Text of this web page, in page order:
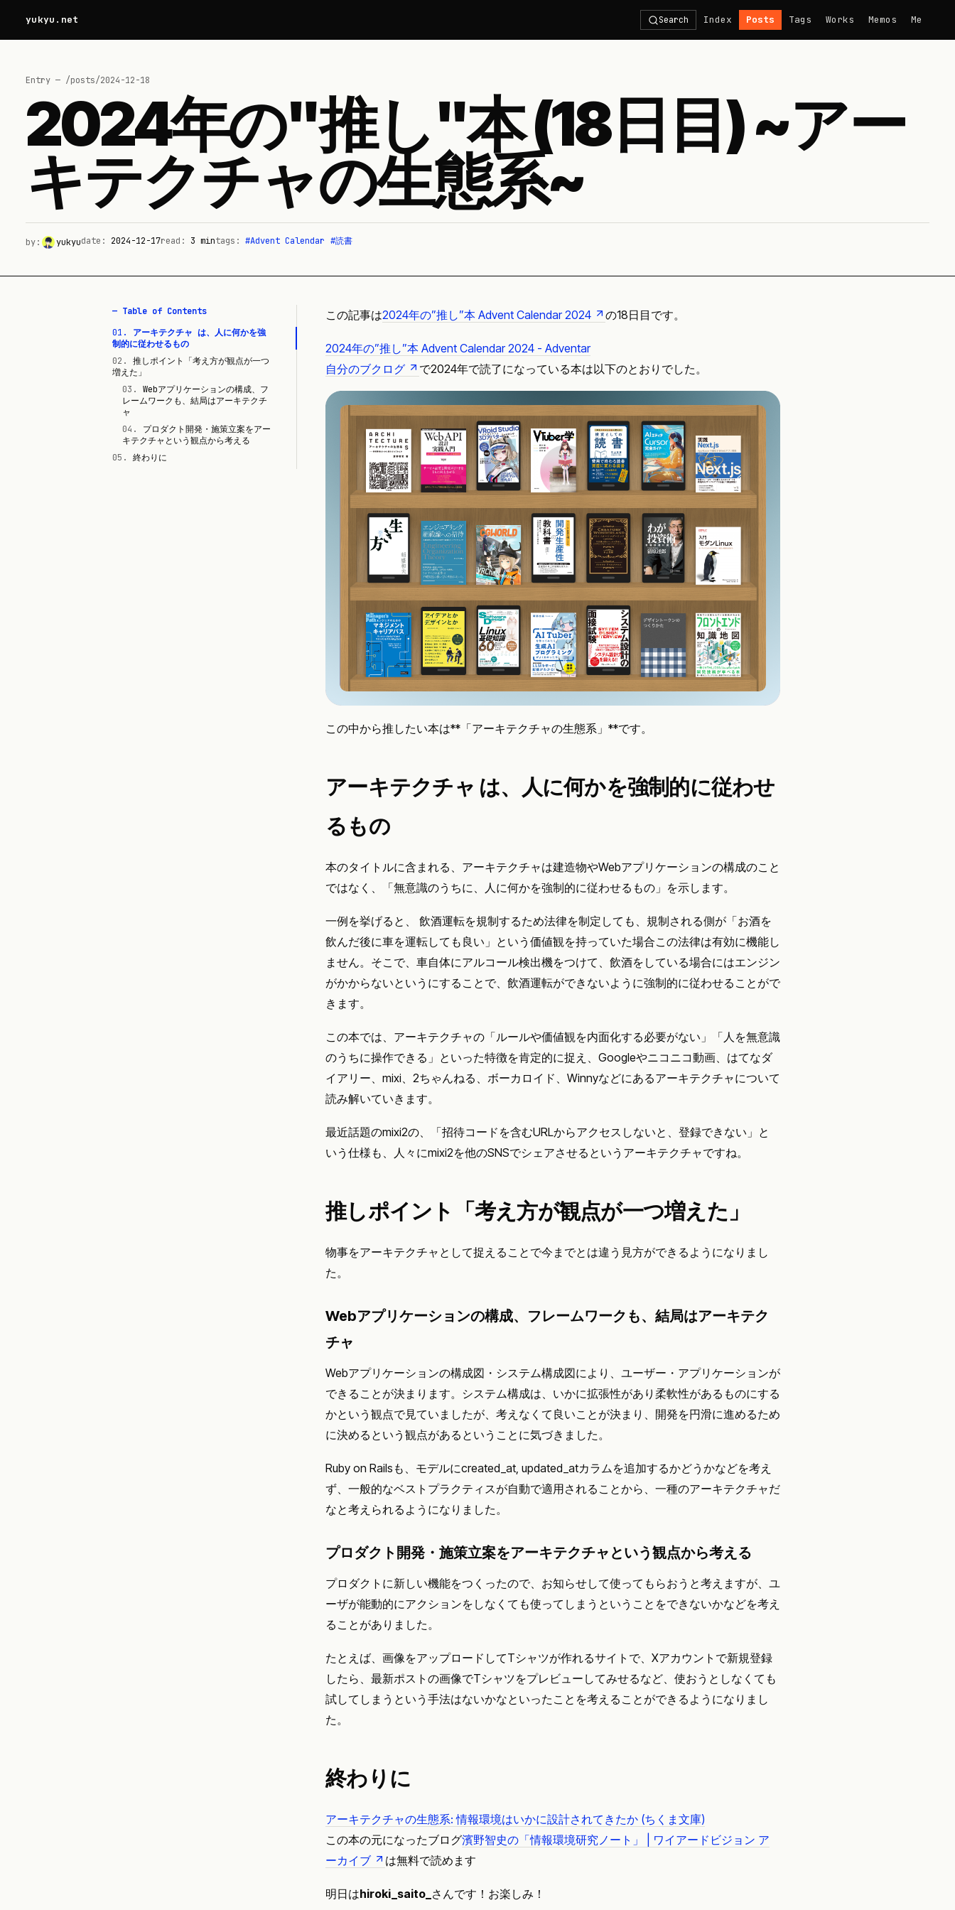
yukyu.net Search Index Posts Tags Works Memos Me
Entry — /posts/2024-12-18
2024年の"推し"本 (18日目) ~アー
キテクチャの生態系~
by: yukyudate: 2024-12-17read: 3 mintags: #Advent Calendar #読書
— Table of Contents
01 .
アーキテクチャ は、人に何かを強
制的に従わせるもの
02 .
推しポイント「考え方が観点が一つ
増えた」
03 .
Webアプリケーションの構成、フ
レームワークも、結局はアーキテクチ
ャ
04 .
プロダクト開発・施策立案をアー
キテクチャという観点から考える
05 . 終わりに
この記事は2024年の”推し”本 Advent Calendar 2024 の18日目です。
2024年の”推し”本 Advent Calendar 2024 - Adventar
自分のブクログ
で2024年で読了になっている本は以下のとおりでした。
この中から推したい本は**「アーキテクチャの生態系」**です。
アーキテクチャ は、人に何かを強制的に従わせ
るもの
本のタイトルに含まれる、アーキテクチャは建造物やWebアプリケーションの構成のこと
ではなく、「無意識のうちに、人に何かを強制的に従わせるもの」を示します。
一例を挙げると、 飲酒運転を規制するため法律を制定しても、規制される側が「お酒を
飲んだ後に車を運転しても良い」という価値観を持っていた場合この法律は有効に機能し
ません。そこで、車自体にアルコール検出機をつけて、飲酒をしている場合にはエンジン
がかからないというにすることで、飲酒運転ができないように強制的に従わせることがで
きます。
この本では、アーキテクチャの「ルールや価値観を内面化する必要がない」「人を無意識
のうちに操作できる」といった特徴を肯定的に捉え、Googleやニコニコ動画、はてなダ
イアリー、mixi、2ちゃんねる、ボーカロイド、Winnyなどにあるアーキテクチャについて
読み解いていきます。
最近話題のmixi2の、「招待コードを含むURLからアクセスしないと、登録できない」と
いう仕様も、人々にmixi2を他のSNSでシェアさせるというアーキテクチャですね。
推しポイント「考え方が観点が一つ増えた」
物事をアーキテクチャとして捉えることで今までとは違う見方ができるようになりまし
た。
Webアプリケーションの構成、フレームワークも、結局はアーキテク
チャ
Webアプリケーションの構成図・システム構成図により、ユーザー・アプリケーションが
できることが決まります。システム構成は、いかに拡張性があり柔軟性があるものにする
かという観点で見ていましたが、考えなくて良いことが決まり、開発を円滑に進めるため
に決めるという観点があるということに気づきました。
Ruby on Railsも、モデルにcreated_at, updated_atカラムを追加するかどうかなどを考え
ず、一般的なベストプラクティスが自動で適用されることから、一種のアーキテクチャだ
なと考えられるようになりました。
プロダクト開発・施策立案をアーキテクチャという観点から考える
プロダクトに新しい機能をつくったので、お知らせして使ってもらおうと考えますが、ユ
ーザが能動的にアクションをしなくても使ってしまうということをできないかなどを考え
ることがありました。
たとえば、画像をアップロードしてTシャツが作れるサイトで、Xアカウントで新規登録
したら、最新ポストの画像でTシャツをプレビューしてみせるなど、使おうとしなくても
試してしまうという手法はないかなといったことを考えることができるようになりまし
た。
終わりに
アーキテクチャの生態系: 情報環境はいかに設計されてきたか (ちくま文庫)
この本の元になったブログ濱野智史の「情報環境研究ノート」 | ワイアードビジョン ア
ーカイブ
は無料で読めます
明日はhiroki_saito_ さんです！お楽しみ！